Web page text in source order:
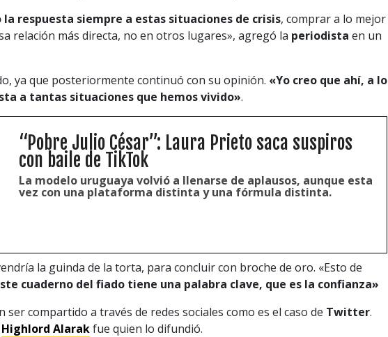
la respuesta siempre a estas situaciones de crisis, comprar a lo mejor
relación más directa, no en otros lugares», agregó la periodista en un
ya que posteriormente continuó con su opinión. «Yo creo que ahí, a lo
a tantas situaciones que hemos vivido».
“Pobre Julio César”: Laura Prieto saca suspiros
con baile de TikTok
La modelo uruguaya volvió a llenarse de aplausos, aunque esta
vez con una plataforma distinta y una fórmula distinta.
la guinda de la torta, para concluir con broche de oro. «Esto de
cuaderno del fiado tiene una palabra clave, que es la confianza»
ser compartido a través de redes sociales como es el caso de Twitter.
Highlord Alarakfue quien lo difundió.